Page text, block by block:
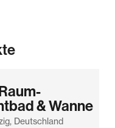
& Wanne
Deutschland